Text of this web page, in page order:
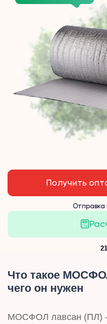
Получить
Отправка
Что такое
чего он нужен
МОСФОЛ лавсан (ПЛ)